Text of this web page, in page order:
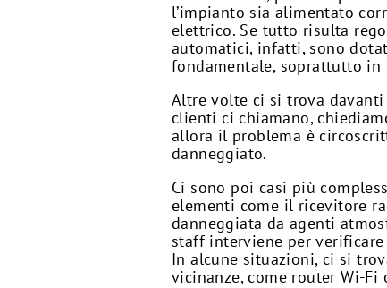
l’impianto sia alimentato
elettrico. Se tutto risulta
automatici, infatti, sono
fondamentale, soprattutto
Altre volte ci si trova davanti
clienti ci chiamano,
allora il problema è
danneggiato.
Ci sono poi casi più
elementi come il ricevitore
danneggiata da agenti
staff interviene per
In alcune situazioni, ci si
vicinanze, come router Wi-